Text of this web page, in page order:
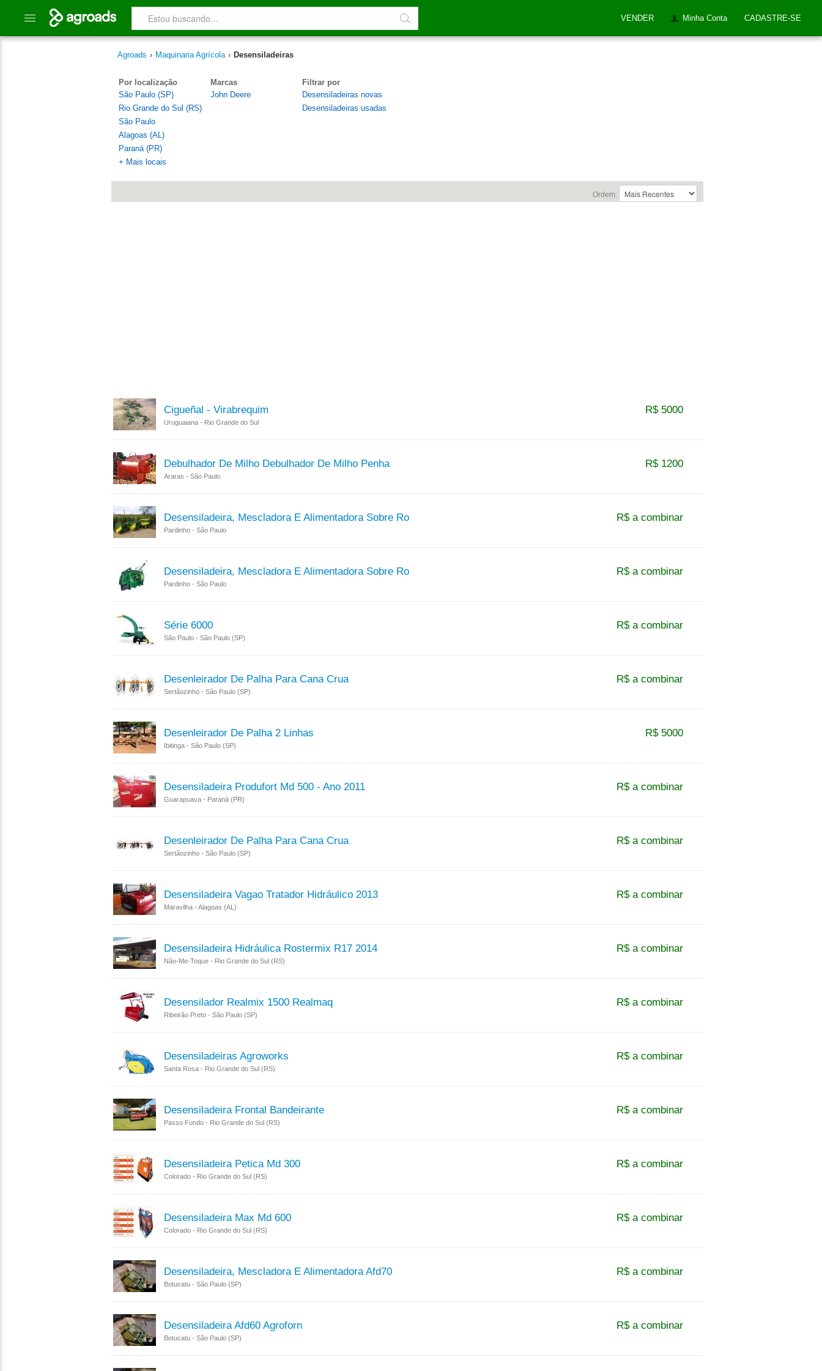
VENDER Minha Conta CADASTRE-SE
Agroads › Maquinaria Agrícola › Desensiladeiras
Por localização
São Paulo (SP)
Rio Grande do Sul (RS)
São Paulo
Alagoas (AL)
Paraná (PR)
+ Mais locais
Marcas
John Deere
Filtrar por
Desensiladeiras novas
Desensiladeiras usadas
Ordem:
Cigueñal - Virabrequim
Uruguaiana - Rio Grande do Sul
R$ 5000
Debulhador De Milho Debulhador De Milho Penha
Araras - São Paulo
R$ 1200
Desensiladeira, Mescladora E Alimentadora Sobre Ro
Pardinho - São Paulo
R$ a combinar
Desensiladeira, Mescladora E Alimentadora Sobre Ro
Pardinho - São Paulo
R$ a combinar
Série 6000
São Paulo - São Paulo (SP)
R$ a combinar
Desenleirador De Palha Para Cana Crua
Sertãozinho - São Paulo (SP)
R$ a combinar
Desenleirador De Palha 2 Linhas
Ibitinga - São Paulo (SP)
R$ 5000
Desensiladeira Produfort Md 500 - Ano 2011
Guarapuava - Paraná (PR)
R$ a combinar
Desenleirador De Palha Para Cana Crua
Sertãozinho - São Paulo (SP)
R$ a combinar
Desensiladeira Vagao Tratador Hidráulico 2013
Maravilha - Alagoas (AL)
R$ a combinar
Desensiladeira Hidráulica Rostermix R17 2014
Não-Me-Toque - Rio Grande do Sul (RS)
R$ a combinar
Desensilador Realmix 1500 Realmaq
Ribeirão Preto - São Paulo (SP)
R$ a combinar
Desensiladeiras Agroworks
Santa Rosa - Rio Grande do Sul (RS)
R$ a combinar
Desensiladeira Frontal Bandeirante
Passo Fundo - Rio Grande do Sul (RS)
R$ a combinar
Desensiladeira Petica Md 300
Colorado - Rio Grande do Sul (RS)
R$ a combinar
Desensiladeira Max Md 600
Colorado - Rio Grande do Sul (RS)
R$ a combinar
Desensiladeira, Mescladora E Alimentadora Afd70
Botucatu - São Paulo (SP)
R$ a combinar
Desensiladeira Afd60 Agroforn
Botucatu - São Paulo (SP)
R$ a combinar